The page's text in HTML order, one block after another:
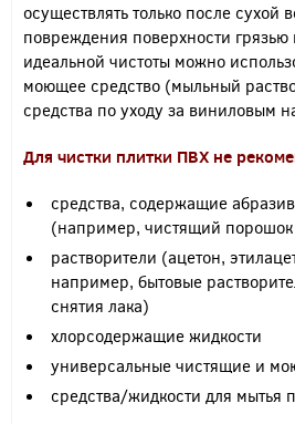
осуществлять только после сухой
повреждения поверхности
идеальной чистоты можно
моющее средство (мыльный
средства по уходу за виниловым
Для чистки плитки ПВХ не
средства, содержащие
(например, чистящий
растворители (ацетон,
например, бытовые
снятия лака)
хлорсодержащие жидкости
универсальные чистящие и
средства/жидкости для мытья